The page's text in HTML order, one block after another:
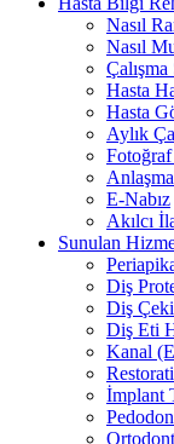
Nasıl
Nasıl
Çalışma
Hasta
Hasta
Aylık
E-Nabız
Akılcı
Sunulan
Diş
Diş
Diş Eti
Kanal
İmplant